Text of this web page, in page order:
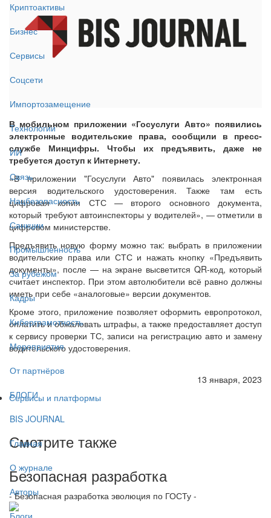
Криптоактивы
Бизнес
Сервисы
Соцсети
Импортозамещение
Технологии
ИИ
Связь
Нацбезопасность
Санкции
Промышленность
За рубежом
Кадры
Киберграмотность
Мероприятия
От партнёров
БЛОГИ
BIS JOURNAL
Главная
О журнале
Авторы
Блоги
В мобильном приложении «Госуслуги Авто» появились
электронные водительские права, сообщили в пресс-
службе Минцифры. Чтобы их предъявить, даже не
требуется доступ к Интернету.
«В приложении "Госуслуги Авто" появилась электронная
версия водительского удостоверения. Также там есть
цифровая копия СТС — второго основного документа,
который требуют автоинспекторы у водителей», — отметили в
цифровом министерстве.
Предъявить новую форму можно так: выбрать в приложении
водительские права или СТС и нажать кнопку «Предъявить
документы», после — на экране высветится QR-код, который
считает инспектор. При этом автолюбители всё равно должны
иметь при себе «аналоговые» версии документов.
Кроме этого, приложение позволяет оформить европротокол,
оплатить и обжаловать штрафы, а также предоставляет доступ
к сервису проверки ТС, записи на регистрацию авто и замену
водительского удостоверения.
13 января, 2023
Сервисы и платформы
Смотрите также
Безопасная разработка
- Безопасная разработка эволюция по ГОСТу -